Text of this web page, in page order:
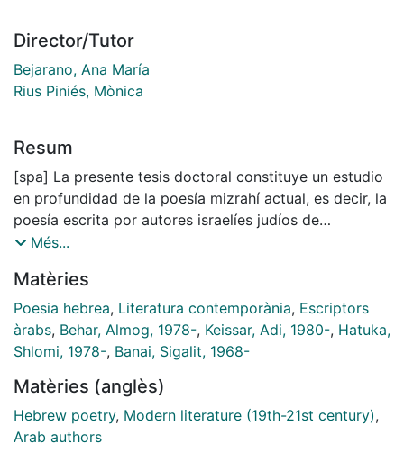
Director/Tutor
Bejarano, Ana María
Rius Piniés, Mònica
Resum
[spa] La presente tesis doctoral constituye un estudio
en profundidad de la poesía mizrahí actual, es decir, la
poesía escrita por autores israelíes judíos de
ascendencia árabe, centrándose en la producción del
que se trata de una poesía comprometida con la
sociedad en la que surge y de la que se nutre, al
tiempo que establece con ella una relación dialéctica.
Se ha escogido como objeto principal de estudio la
además a un nutrido grupo de ellos a lo largo de la
tesis. Se trata de Adi Keissar (Jerusalén, 1980), Almog
Behar (Netanya, 1978), Shlomi Hatuka (Ramat Gan,
Més...
Matèries
Poesia hebrea, Literatura contemporània, Escriptors
àrabs, Behar, Almog, 1978-, Keissar, Adi, 1980-, Hatuka,
Shlomi, 1978-, Banai, Sigalit, 1968-
Matèries (anglès)
Hebrew poetry, Modern literature (19th-21st century),
Arab authors